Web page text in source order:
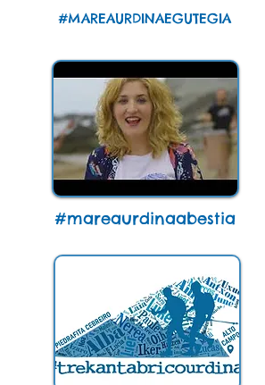
#MAREAURDINAEGUTEGIA
#mareaurdinaabestia